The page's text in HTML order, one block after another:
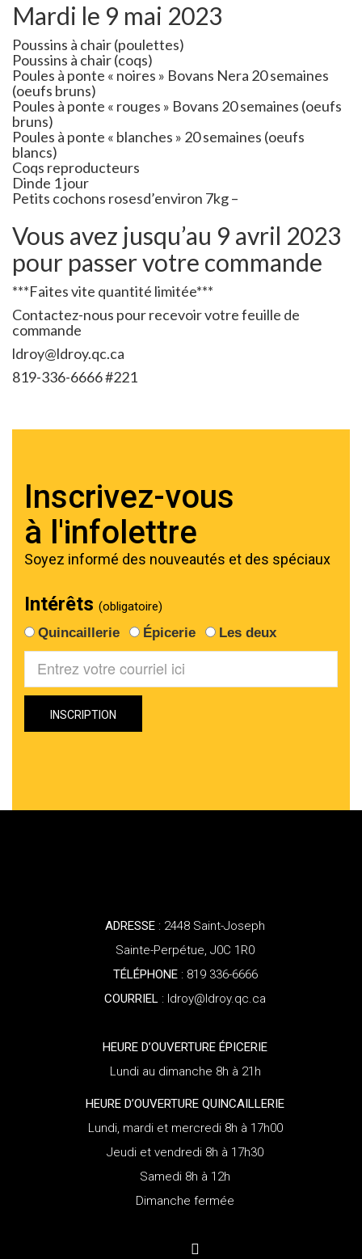
Mardi le 9 mai 2023
Poussins à chair (poulettes)
Poussins à chair (coqs)
Poules à ponte « noires » Bovans Nera 20 semaines
(oeufs bruns)
Poules à ponte « rouges » Bovans 20 semaines (oeufs
bruns)
Poules à ponte « blanches » 20 semaines (oeufs
blancs)
Coqs reproducteurs
Dinde 1 jour
Petits cochons rosesd’environ 7kg –
Vous avez jusqu’au 9 avril 2023
pour passer votre commande
***Faites vite quantité limitée***
Contactez-nous pour recevoir votre feuille de
commande
ldroy@ldroy.qc.ca
819-336-6666 #221
Inscrivez-vous
à l'infolettre
Soyez informé des nouveautés et des spéciaux
Intérêts (obligatoire)
Quincaillerie Épicerie Les deux
ADRESSE : 2448 Saint-Joseph
Sainte-Perpétue, J0C 1R0
TÉLÉPHONE: 819 336-6666
COURRIEL : ldroy@ldroy.qc.ca
HEURE D’OUVERTURE ÉPICERIE
Lundi au dimanche 8h à 21h
HEURE D’OUVERTURE QUINCAILLERIE
Lundi, mardi et mercredi 8h à 17h00
Jeudi et vendredi 8h à 17h30
Samedi 8h à 12h
Dimanche fermée